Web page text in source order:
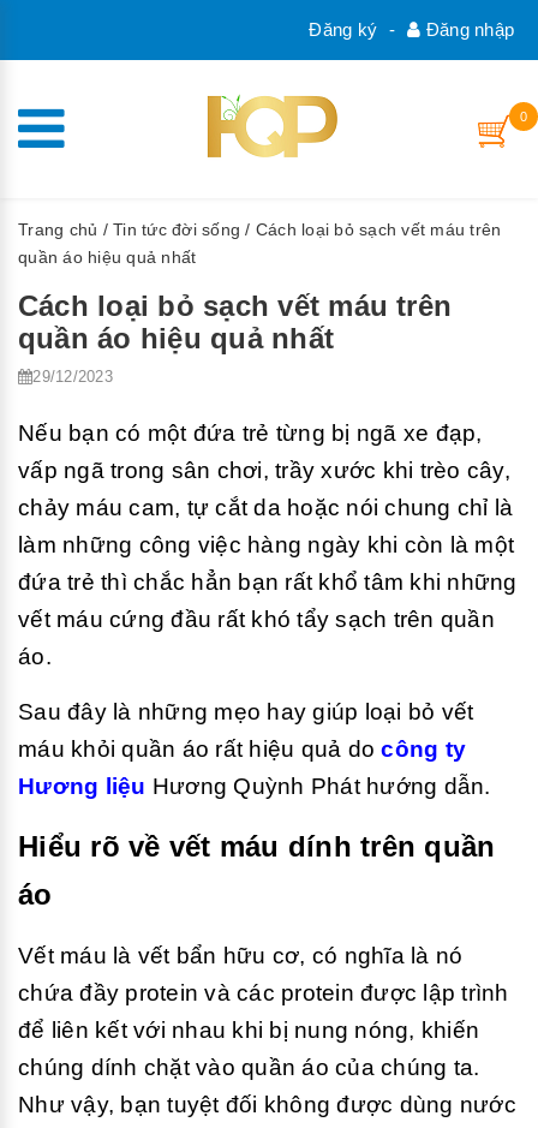
Đăng nhập
-
Đăng ký
0
Trang chủ / Tin tức đời sống / Cách loại bỏ sạch vết máu trên
quần áo hiệu quả nhất
Cách loại bỏ sạch vết máu trên
quần áo hiệu quả nhất
29/12/2023
Nếu bạn có một đứa trẻ từng bị ngã xe đạp,
vấp ngã trong sân chơi, trầy xước khi trèo cây,
chảy máu cam, tự cắt da hoặc nói chung chỉ là
làm những công việc hàng ngày khi còn là một
đứa trẻ thì chắc hẳn bạn rất khổ tâm khi những
vết máu cứng đầu rất khó tẩy sạch trên quần
áo.
Sau đây là những mẹo hay giúp loại bỏ vết
máu khỏi quần áo rất hiệu quả docông ty
Hương liệu Hương Quỳnh Phát hướng dẫn.
Hiểu rõ về vết máu dính trên quần
áo
Vết máu là vết bẩn hữu cơ, có nghĩa là nó
chứa đầy protein và các protein được lập trình
để liên kết với nhau khi bị nung nóng, khiến
chúng dính chặt vào quần áo của chúng ta.
Như vậy, bạn tuyệt đối không được dùng nước